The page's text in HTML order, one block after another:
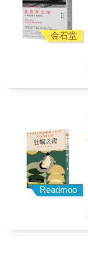
金石堂
Readmoo